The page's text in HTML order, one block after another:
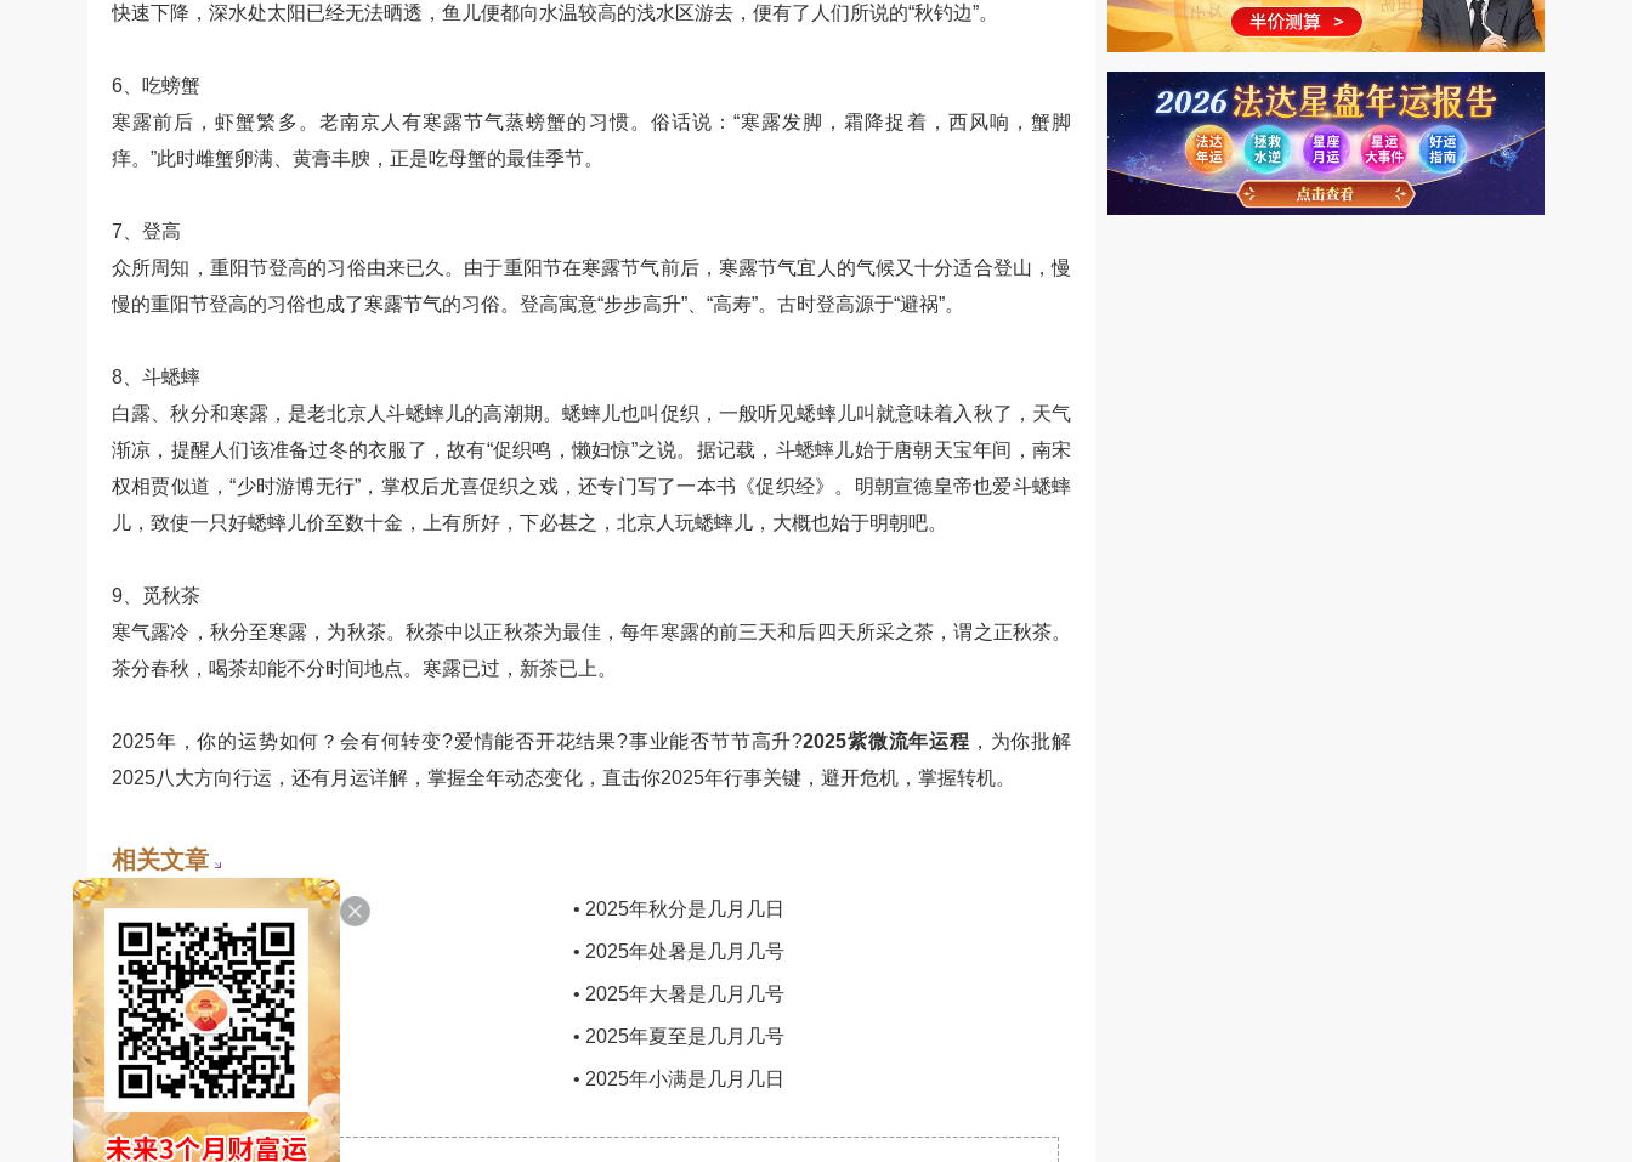
快速下降，深水处太阳已经无法晒透，鱼儿便都向水温较高的浅水区游去，便有了人们所说的“秋钓边”。
6、吃螃蟹
寒露前后，虾蟹繁多。老南京人有寒露节气蒸螃蟹的习惯。俗话说：“寒露发脚，霜降捉着，西风响，蟹脚
痒。”此时雌蟹卵满、黄膏丰腴，正是吃母蟹的最佳季节。
7、登高
众所周知，重阳节登高的习俗由来已久。由于重阳节在寒露节气前后，寒露节气宜人的气候又十分适合登山，慢
慢的重阳节登高的习俗也成了寒露节气的习俗。登高寓意“步步高升”、“高寿”。古时登高源于“避祸”。
8、斗蟋蟀
白露、秋分和寒露，是老北京人斗蟋蟀儿的高潮期。蟋蟀儿也叫促织，一般听见蟋蟀儿叫就意味着入秋了，天气
渐凉，提醒人们该准备过冬的衣服了，故有“促织鸣，懒妇惊”之说。据记载，斗蟋蟀儿始于唐朝天宝年间，南宋
权相贾似道，“少时游博无行”，掌权后尤喜促织之戏，还专门写了一本书《促织经》。明朝宣德皇帝也爱斗蟋蟀
儿，致使一只好蟋蟀儿价至数十金，上有所好，下必甚之，北京人玩蟋蟀儿，大概也始于明朝吧。
9、觅秋茶
寒气露冷，秋分至寒露，为秋茶。秋茶中以正秋茶为最佳，每年寒露的前三天和后四天所采之茶，谓之正秋茶。
茶分春秋，喝茶却能不分时间地点。寒露已过，新茶已上。
2025年，你的运势如何？会有何转变?爱情能否开花结果?事业能否节节高升?2025紫微流年运程 ，为你批解
2025八大方向行运，还有月运详解，掌握全年动态变化，直击你2025年行事关键，避开危机，掌握转机。
相关文章
• 2025年寒露是几月几号 • 2025年秋分是几月几日
• 2025年白露是几月几号 • 2025年处暑是几月几号
• 2025年立秋是几月几号 • 2025年大暑是几月几号
• 2025年小暑是几月几号 • 2025年夏至是几月几号
• 2025年芒种是几月几日 • 2025年小满是几月几日